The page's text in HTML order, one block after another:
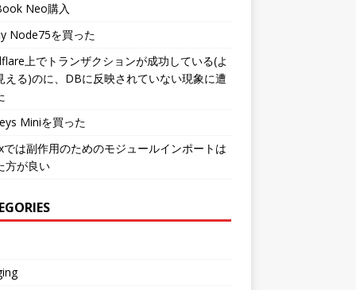
Neo購入
Node75を買った
上でトランザクションが成功している(よ
える)のに、DBに反映されていない現象に遭
Miniを買った
では副作用のためのモジュールインポートは
方が良い